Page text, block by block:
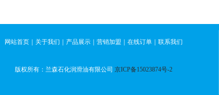
网站首页 关于我们 产品展示 营销加盟 在线订单 联系我们
版权所有：兰森石化润滑油有限公司 京ICP备15023874号-2